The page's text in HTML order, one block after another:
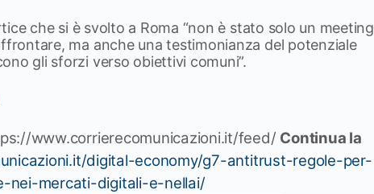
che si è svolto a Roma “non è stato solo un meeting
ma anche una testimonianza del potenziale
gli sforzi verso obiettivi comuni”.
www.corrierecomunicazioni.it/feed/ Continua la
digital-economy/g7-antitrust-regole-per-
nei-mercati-digitali-e-nellai/